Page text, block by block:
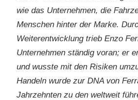
wie das Unternehmen, die
Menschen hinter der Marke.
Weiterentwicklung trieb Enzo
Unternehmen ständig voran; er
und wusste mit den Risiken
Handeln wurde zur DNA von
Jahrzehnten zu den weltweit